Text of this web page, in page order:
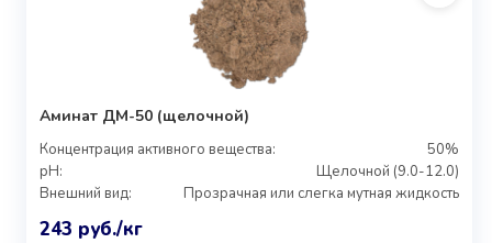
Аминат ДМ-50 (щелочной)
Концентрация активного вещества:
50%
pH:
Щелочной (9.0-12.0)
Внешний вид:
Прозрачная или слегка мутная жидкость
243 руб./кг